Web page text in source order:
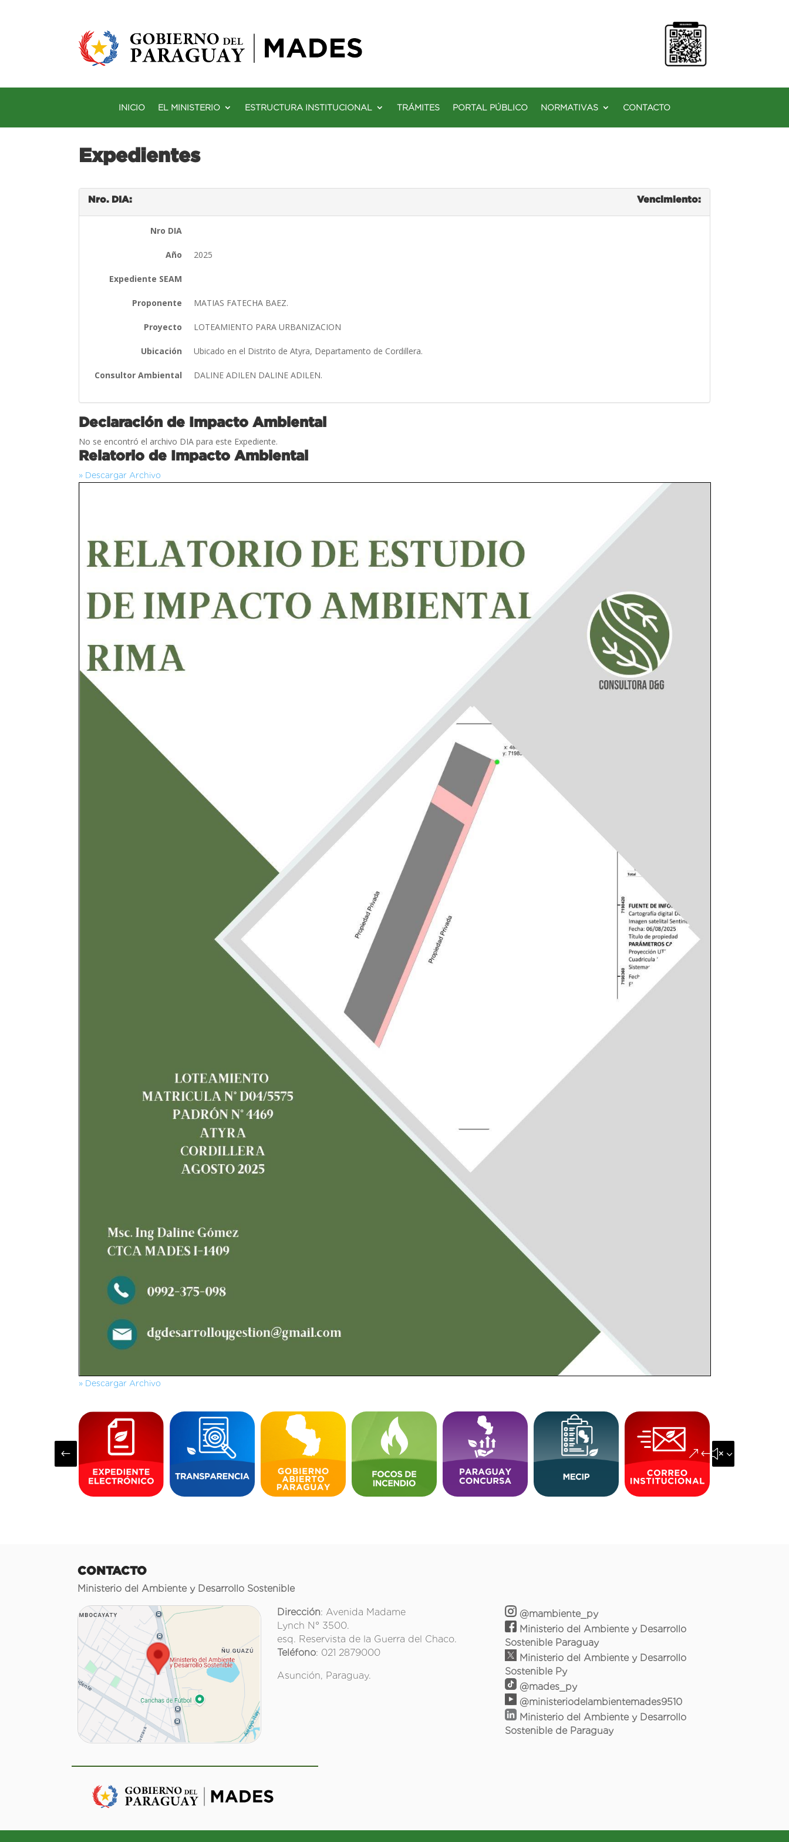
INICIO EL MINISTERIO ESTRUCTURA INSTITUCIONAL TRÁMITES PORTAL PÚBLICO NORMATIVAS CONTACTO
Expedientes
Nro. DIA: Vencimiento:
Nro DIA
Año 2025
Expediente SEAM
Proponente MATIAS FATECHA BAEZ.
Proyecto LOTEAMIENTO PARA URBANIZACION
Ubicación Ubicado en el Distrito de Atyra, Departamento de Cordillera.
Consultor Ambiental DALINE ADILEN DALINE ADILEN.
Declaración de Impacto Ambiental
No se encontró el archivo DIA para este Expediente.
Relatorio de Impacto Ambiental
» Descargar Archivo
» Descargar Archivo
# &#x35;
CONTACTO
Ministerio del Ambiente y Desarrollo Sostenible
Dirección: Avenida Madame
Lynch N° 3500.
esq. Reservista de la Guerra del Chaco.
Teléfono: 021 2879000
Asunción, Paraguay.
@mambiente_py
Ministerio del Ambiente y Desarrollo
Sostenible Paraguay
Ministerio del Ambiente y Desarrollo
Sostenible Py
@mades_py
@ministeriodelambientemades9510
Ministerio del Ambiente y Desarrollo
Sostenible de Paraguay